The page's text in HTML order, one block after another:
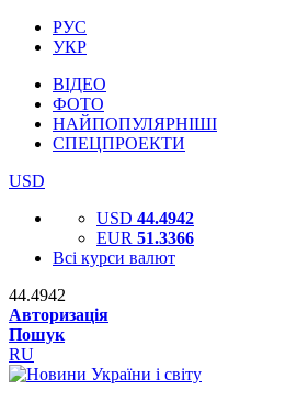
РУС
УКР
ВІДЕО
ФОТО
НАЙПОПУЛЯРНІШІ
СПЕЦПРОЕКТИ
USD
USD 44.4942
EUR 51.3366
Всі курси валют
44.4942
Авторизація
Пошук
RU